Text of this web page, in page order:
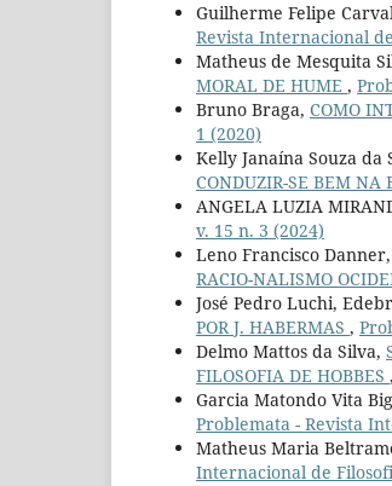
Guilherme Felipe
Revista Internacional
Matheus de Mesquita
MORAL DE HUME ,
Bruno Braga, COMO
1 (2020)
Kelly Janaína Souza da
CONDUZIR-SE BEM NA
ANGELA LUZIA
v. 15 n. 3 (2024)
Leno Francisco Danner,
RACIO-NALISMO
José Pedro Luchi,
POR J. HABERMAS ,
Delmo Mattos da Silva,
FILOSOFIA DE HOBBES ,
Garcia Matondo Vita
Problemata - Revista
Matheus Maria
Internacional de